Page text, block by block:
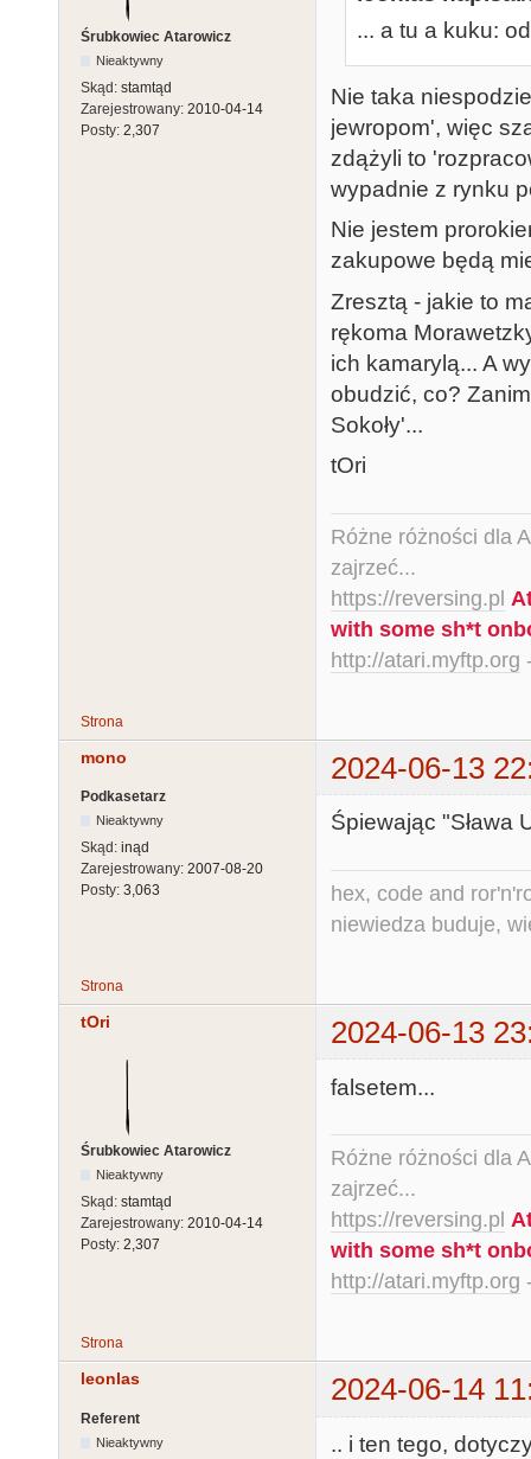
Śrubkowiec Atarowicz
Nieaktywny
Skąd: stamtąd
Zarejestrowany: 2010-04-14
Posty: 2,307
... a tu a kuku:
Nie taka
jewropom', więc
zdążyli to
wypadnie z rynku
Nie jestem
zakupowe będą
Zresztą - jakie to
rękoma
ich kamarylą... A
obudzić, co?
Sokoły'...
tOri
Różne różności dla
zajrzeć...
https://reversing.pl
with some sh*t
http://atari.myftp.org
Strona
mono 2024-06-13
Podkasetarz
Nieaktywny
Skąd: inąd
Zarejestrowany: 2007-08-20
Posty: 3,063
Śpiewając "Sława
hex, code and
niewiedza buduje,
Strona
tOri 2024-06-13
Śrubkowiec Atarowicz
Nieaktywny
Skąd: stamtąd
Zarejestrowany: 2010-04-14
Posty: 2,307
falsetem...
Różne różności dla
zajrzeć...
https://reversing.pl
with some sh*t
http://atari.myftp.org
Strona
leonlas 2024-06-14
Referent
Nieaktywny
.. i ten tego,